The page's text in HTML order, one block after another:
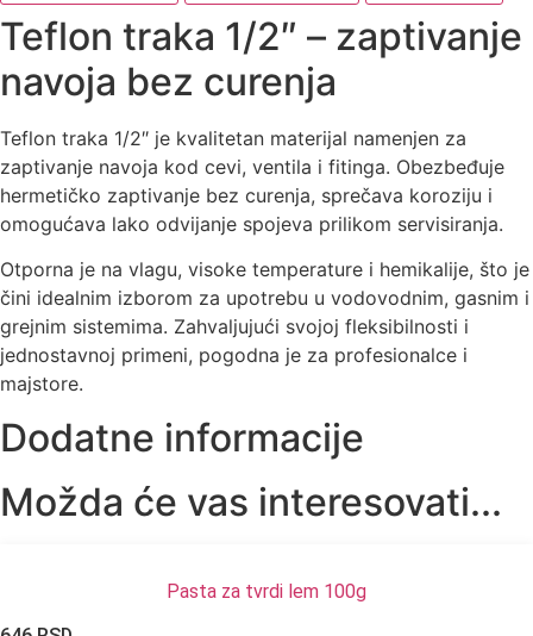
Teflon traka 1/2″ – zaptivanje
navoja bez curenja
Teflon traka 1/2″ je kvalitetan materijal namenjen za
zaptivanje navoja kod cevi, ventila i fitinga. Obezbeđuje
hermetičko zaptivanje bez curenja, sprečava koroziju i
omogućava lako odvijanje spojeva prilikom servisiranja.
Otporna je na vlagu, visoke temperature i hemikalije, što je
čini idealnim izborom za upotrebu u vodovodnim, gasnim i
grejnim sistemima. Zahvaljujući svojoj fleksibilnosti i
jednostavnoj primeni, pogodna je za profesionalce i
majstore.
Dodatne informacije
Možda će vas interesovati...
Pasta za tvrdi lem 100g